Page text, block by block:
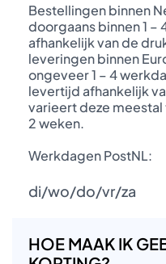
Bestellingen binnen
doorgaans binnen 1
afhankelijk van de
leveringen binnen
ongeveer 1 – 4
levertijd afhankelijk
varieert deze
2 weken.
Werkdagen PostNL:
di/wo/do/vr/za
HOE MAAK IK